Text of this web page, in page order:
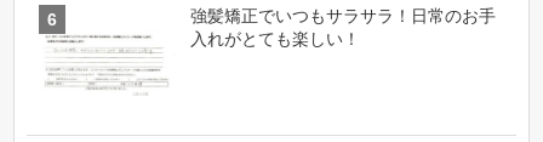
強髪矯正でいつもサラサラ！日常のお手
入れがとても楽しい！